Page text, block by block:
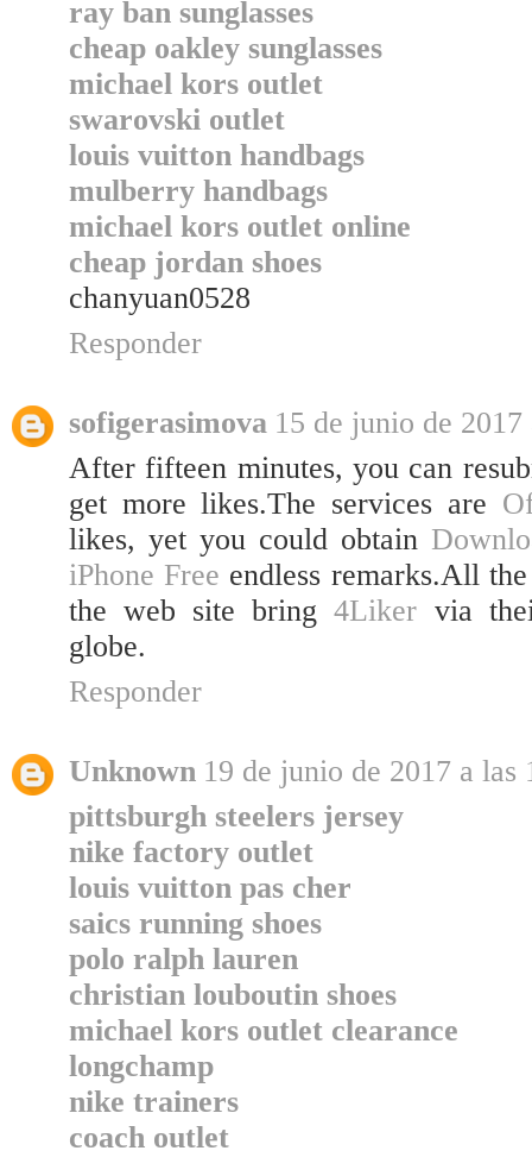
ray ban sunglasses
cheap oakley sunglasses
michael kors outlet
swarovski outlet
louis vuitton handbags
mulberry handbags
michael kors outlet online
cheap jordan shoes
chanyuan0528
Responder
sofigerasimova 15 de junio de 2017
After fifteen minutes, you can
get more likes.The services are
likes, yet you could obtain
iPhone Free endless remarks.All
the web site bring4Liker via
globe.
Responder
Unknown 19 de junio de 2017 a las
pittsburgh steelers jersey
nike factory outlet
louis vuitton pas cher
saics running shoes
polo ralph lauren
christian louboutin shoes
michael kors outlet clearance
longchamp
nike trainers
coach outlet